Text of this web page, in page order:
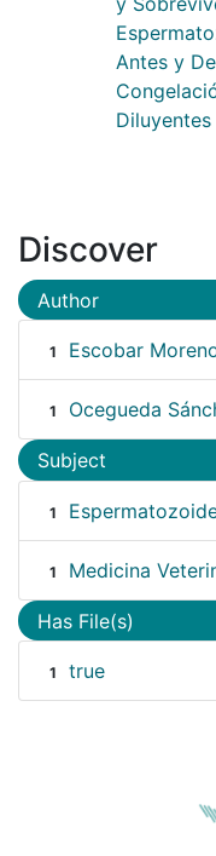
Antes y
Discover
Author
1 Escobar
1 Ocegueda
Subject
1
1 Medicina
Has File(s)
1 true